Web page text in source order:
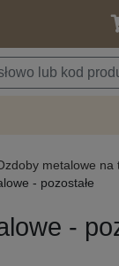
metalowe na
- pozostałe
-